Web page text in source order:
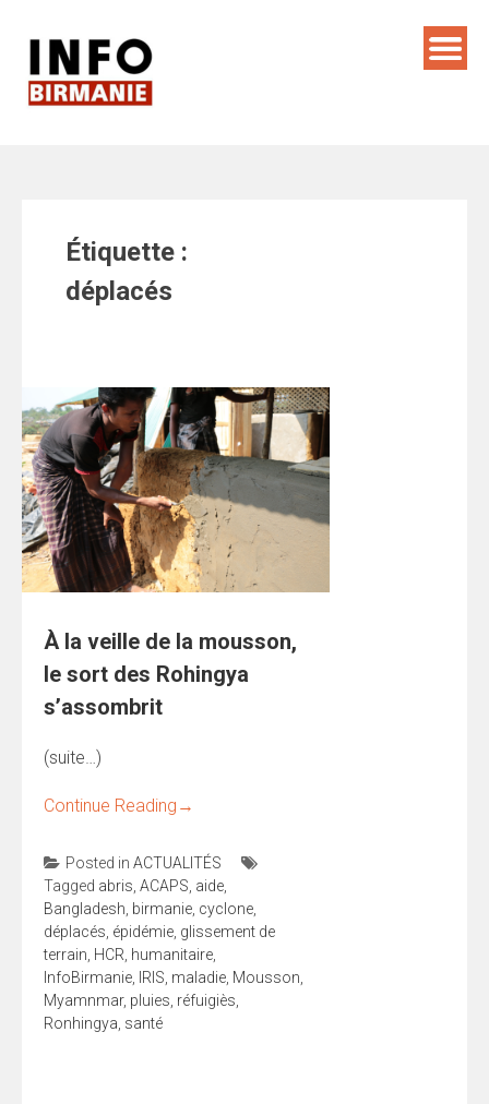
Étiquette :
déplacés
À la veille de la mousson,
le sort des Rohingya
s’assombrit
(suite…)
Continue Reading →
Posted in ACTUALITÉS
Tagged abris ACAPS aide
Bangladesh birmanie cyclone
déplacés épidémie glissement de
terrain HCR humanitaire
InfoBirmanie
IRIS maladie Mousson
Myamnmar, pluies réfuigiès
Ronhingya santé